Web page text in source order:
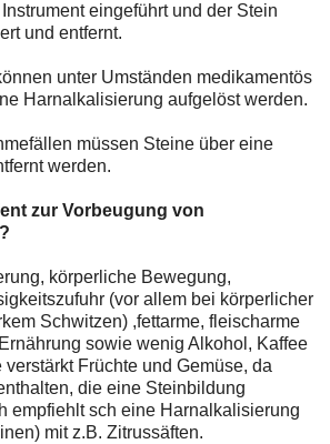
eingeführt und der Stein
und entfernt.
unter Umständen medikamentös
Harnalkalisierung aufgelöst werden.
müssen Steine über eine
werden.
zur Vorbeugung von
körperliche Bewegung,
(vor allem bei körperlicher
Schwitzen) ,fettarme, fleischarme
sowie wenig Alkohol, Kaffee
verstärkt Früchte und Gemüse, da
die eine Steinbildung
empfiehlt sch eine Harnalkalisierung
mit z.B. Zitrussäften.